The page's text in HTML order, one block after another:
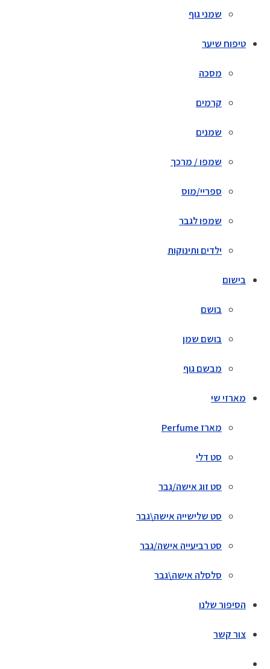
שמני גוף
טיפוח שיער
מסכה
קרמים
שמנים
שמפו / מרכך
ספריי/מוס
שמפו לגבר
ילדים ותינוקות
בישום
בושם
בושם שמן
מבשם גוף
מארזי שי
מארז Perfume
סט דלי
סט זוג אישה/גבר
סט שלישייה אישה\גבר
סט רביעייה אישה/גבר
סלסלה אישה\גבר
הסיפור שלנו
צור קשר